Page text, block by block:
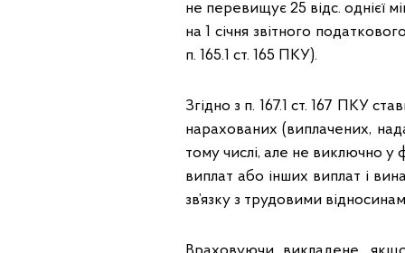
не перевищує 25 відс. однієї
на 1 січня звітного
п. 165.1 ст. 165 ПКУ).
Згідно з п. 167.1 ст. 167 ПКУ
нарахованих (виплачених,
тому числі, але не виключно у
виплат або інших виплат і
зв’язку з трудовими